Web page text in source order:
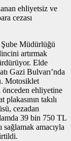
ehliyetsiz ve
cezası
Müdürlüğü
artırmak
Elde
Gazi Bulvarı’nda
Motosiklet
önceden ehliyetine
takılı
cezadan
39 bin 750 TL
sağlamak amacıyla